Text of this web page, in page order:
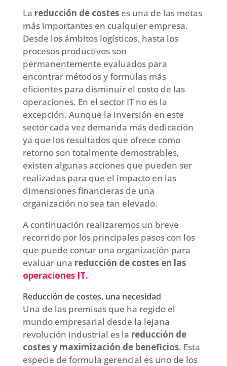
La reducción de costeses una de las metas
más importantes en cualquier empresa.
Desde los ámbitos logísticos, hasta los
procesos productivos son
permanentemente evaluados para
encontrar métodos y formulas más
eficientes para disminuir el costo de las
operaciones. En el sector IT no es la
excepción. Aunque la inversión en este
sector cada vez demanda más dedicación
ya que los resultados que ofrece como
retorno son totalmente demostrables,
existen algunas acciones que pueden ser
realizadas para que el impacto en las
dimensiones financieras de una
organización no sea tan elevado.
A continuación realizaremos un breve
recorrido por los principales pasos con los
que puede contar una organización para
evaluar una reducción de costes en las
operaciones IT.
Reducción de costes, una necesidad
Una de las premisas que ha regido el
mundo empresarial desde la lejana
revolución industrial es la reducción de
costes y maximización de beneficios. Esta
especie de formula gerencial es uno de los